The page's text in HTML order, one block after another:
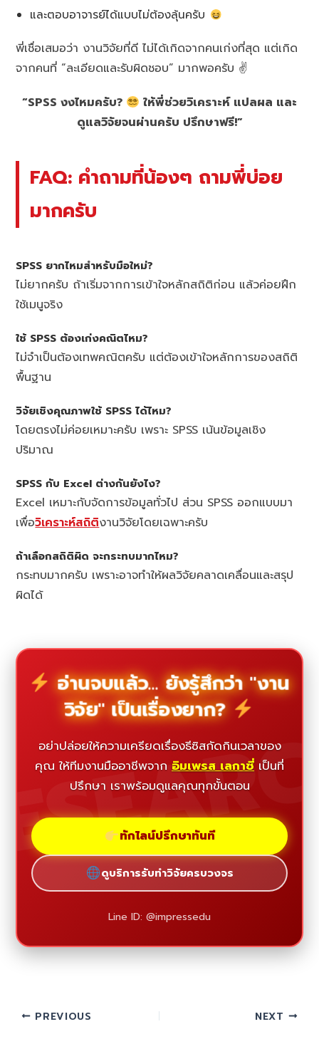
และตอบอาจารย์ได้แบบไม่ต้องลุ้นครับ
พี่เชื่อเสมอว่า งานวิจัยที่ดี ไม่ได้เกิดจากคนเก่งที่สุด แต่เกิด
จากคนที่ “ละเอียดและรับผิดชอบ” มากพอครับ ✌️
“SPSS งงไหมครับ?
ให้พี่ช่วยวิเคราะห์ แปลผล และ
ดูแลวิจัยจนผ่านครับ ปรึกษาฟรี!”
FAQ: คำถามที่น้องๆ ถามพี่บ่อย
มากครับ
SPSS ยากไหมสำหรับมือใหม่?
ไม่ยากครับ ถ้าเริ่มจากการเข้าใจหลักสถิติก่อน แล้วค่อยฝึก
ใช้เมนูจริง
ใช้ SPSS ต้องเก่งคณิตไหม?
ไม่จำเป็นต้องเทพคณิตครับ แต่ต้องเข้าใจหลักการของสถิติ
พื้นฐาน
วิจัยเชิงคุณภาพใช้ SPSS ได้ไหม?
โดยตรงไม่ค่อยเหมาะครับ เพราะ SPSS เน้นข้อมูลเชิง
ปริมาณ
SPSS กับ Excel ต่างกันยังไง?
Excel เหมาะกับจัดการข้อมูลทั่วไป ส่วน SPSS ออกแบบมา
เพื่อวิเคราะห์สถิติงานวิจัยโดยเฉพาะครับ
ถ้าเลือกสถิติผิด จะกระทบมากไหม?
กระทบมากครับ เพราะอาจทำให้ผลวิจัยคลาดเคลื่อนและสรุป
ผิดได้
อ่านจบแล้ว... ยังรู้สึกว่า "งาน
วิจัย" เป็นเรื่องยาก?
อย่าปล่อยให้ความเครียดเรื่องธีซิสกัดกินเวลาของ
คุณ ให้ทีมงานมืออาชีพจาก อิมเพรส เลกาซี่ เป็นที่
ปรึกษา เราพร้อมดูแลคุณทุกขั้นตอน
ทักไลน์ปรึกษาทันที
ดูบริการรับทำวิจัยครบวงจร
Line ID: @impressedu
PREVIOUS NEXT